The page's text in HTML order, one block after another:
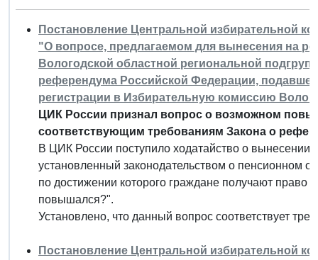
Постановление Центральной избирательной
"О вопросе, предлагаемом для вынесения на
Вологодской областной региональной
референдума Российской Федерации, подавшей
регистрации в Избирательную комиссию
ЦИК России признал вопрос о возможном
соответствующим требованиям Закона о
В ЦИК России поступило ходатайство о
установленный законодательством о пенсионном
по достижении которого граждане получают право
повышался?".
Установлено, что данный вопрос соответствует
Постановление Центральной избирательной